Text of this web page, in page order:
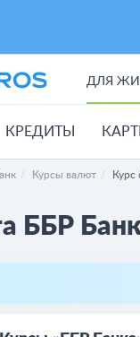
ДЛЯ
КРЕДИТЫ
Курсы валют Курс
ББР